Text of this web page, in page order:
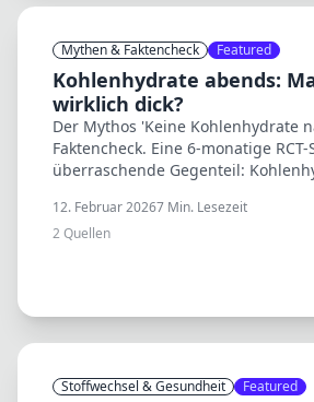
Mythen & Faktencheck Featured
Kohlenhydrate abends:
wirklich dick?
Der Mythos 'Keine Kohlenhydrate
Faktencheck. Eine 6-monatige
überraschende Gegenteil:
12. Februar 20267 Min. Lesezeit
2Quellen
Stoffwechsel & Gesundheit Featured